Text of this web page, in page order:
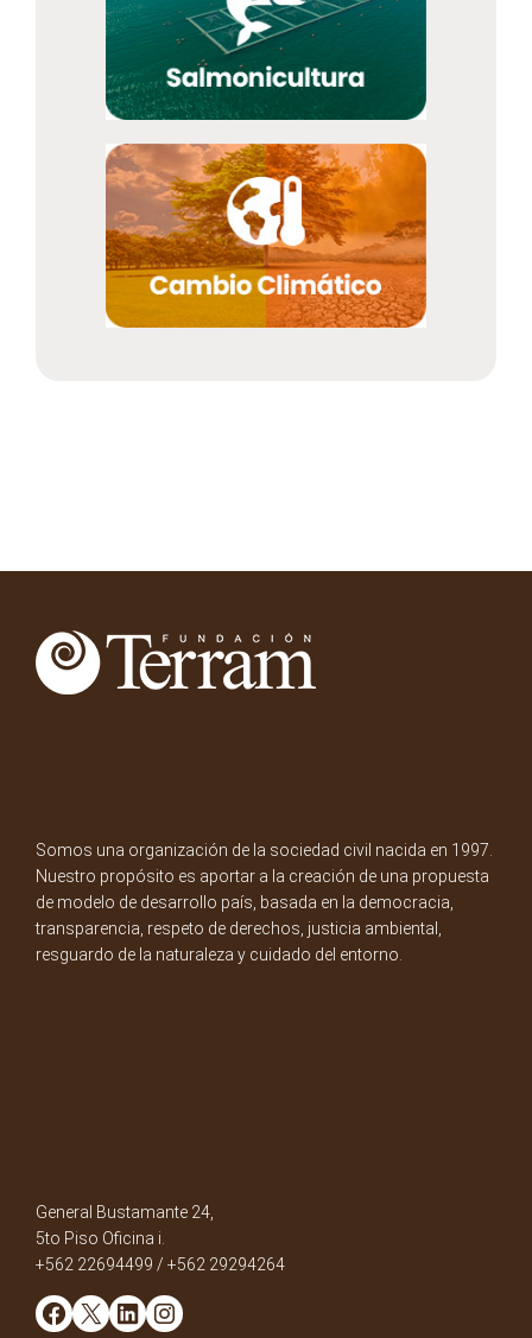
Somos una organización de la sociedad civil nacida en 1997.
Nuestro propósito es aportar a la creación de una propuesta
de modelo de desarrollo país, basada en la democracia,
transparencia, respeto de derechos, justicia ambiental,
resguardo de la naturaleza y cuidado del entorno.
General Bustamante 24,
5to Piso Oficina i.
+562 22694499 / +562 29294264